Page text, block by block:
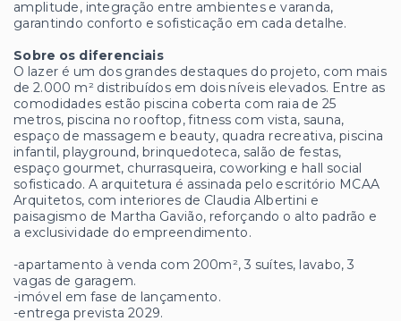
amplitude, integração entre ambientes e varanda,
garantindo conforto e sofisticação em cada detalhe.
Sobre os diferenciais
O lazer é um dos grandes destaques do projeto, com mais
de 2.000 m² distribuídos em dois níveis elevados. Entre as
comodidades estão piscina coberta com raia de 25
metros, piscina no rooftop, fitness com vista, sauna,
espaço de massagem e beauty, quadra recreativa, piscina
infantil, playground, brinquedoteca, salão de festas,
espaço gourmet, churrasqueira, coworking e hall social
sofisticado. A arquitetura é assinada pelo escritório MCAA
Arquitetos, com interiores de Claudia Albertini e
paisagismo de Martha Gavião, reforçando o alto padrão e
a exclusividade do empreendimento.
-apartamento à venda com 200m², 3 suítes, lavabo, 3
vagas de garagem.
-imóvel em fase de lançamento.
-entrega prevista 2029.